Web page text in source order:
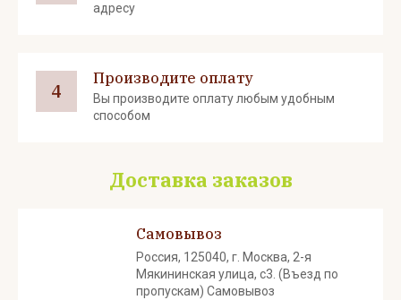
адресу
4
Производите оплату
Вы производите оплату любым удобным
способом
Доставка заказов
Самовывоз
Россия, 125040, г. Москва, 2-я
Мякининская улица, с3. (Въезд по
пропускам) Самовывоз